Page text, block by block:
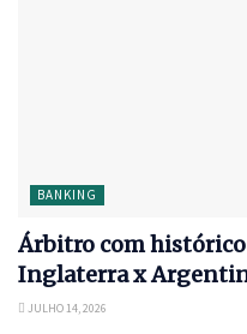
BANKING
Árbitro com
Inglaterra x
JULHO 14, 2026